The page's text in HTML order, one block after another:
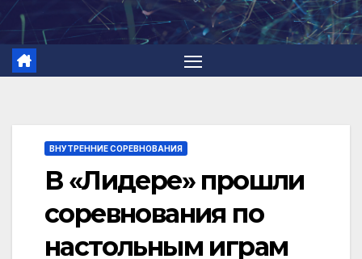
Перейти
содержимому
ВНУТРЕННИЕ СОРЕВНОВАНИЯ
В «Лидере» прошли
соревнования по
настольным играм